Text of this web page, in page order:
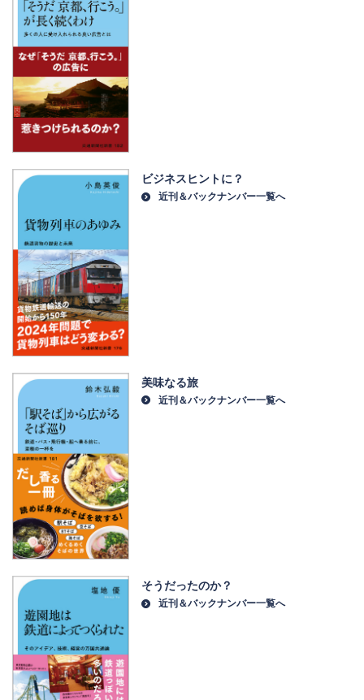
ビジネスヒントに？
近刊＆バックナンバー一覧へ
美味なる旅
近刊＆バックナンバー一覧へ
そうだったのか？
近刊＆バックナンバー一覧へ